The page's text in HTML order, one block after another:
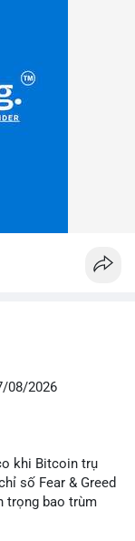
08/2026
khi Bitcoin trụ
số Fear & Greed
trọng bao trùm